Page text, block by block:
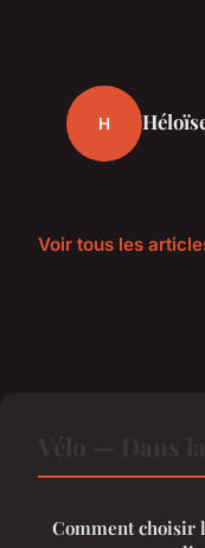
H
Voir tous les
Comment choisir